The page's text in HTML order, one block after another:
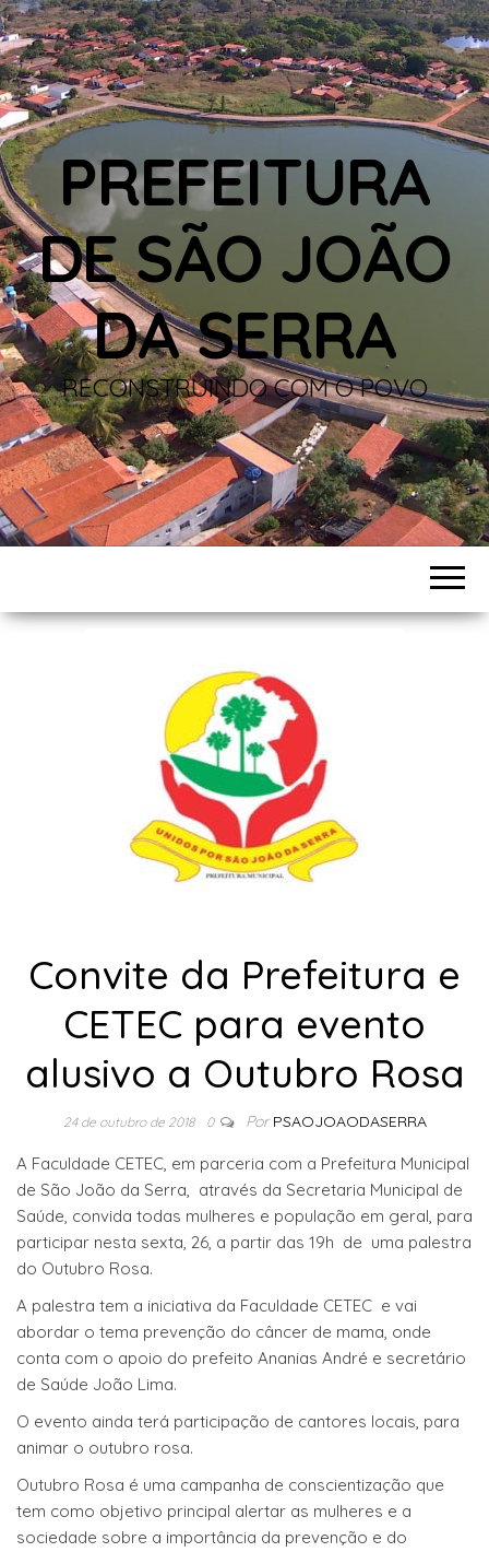
PREFEITURA
DE SÃO JOÃO
DA SERRA
RECONSTRUINDO COM O POVO
Convite da Prefeitura e
CETEC para evento
alusivo a Outubro Rosa
24 de outubro de 2018 0 Por PSAOJOAODASERRA
A Faculdade CETEC, em parceria com a Prefeitura Municipal
de São João da Serra, através da Secretaria Municipal de
Saúde, convida todas mulheres e população em geral, para
participar nesta sexta, 26, a partir das 19h de uma palestra
do Outubro Rosa.
A palestra tem a iniciativa da Faculdade CETEC e vai
abordar o tema prevenção do câncer de mama, onde
conta com o apoio do prefeito Ananias André e secretário
de Saúde João Lima.
O evento ainda terá participação de cantores locais, para
animar o outubro rosa.
Outubro Rosa é uma campanha de conscientização que
tem como objetivo principal alertar as mulheres e a
sociedade sobre a importância da prevenção e do